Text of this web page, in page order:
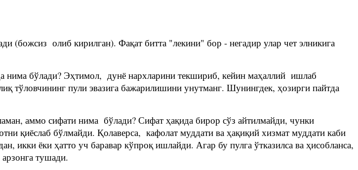
(божсиз олиб кирилган). Фақат битта "лекини" бор - негадир улар чет элникига
нима бўлади? Эҳтимол, дунё нархларини текшириб, кейин маҳаллий ишлаб
тўловчининг пули эвазига бажарилишини унутманг. Шунингдек, ҳозирги пайтда
аммо сифати нима бўлади? Сифат ҳақида бирор сўз айтилмайди, чунки
қиёслаб бўлмайди. Қолаверса, кафолат муддати ва ҳақиқий хизмат муддати каби
икки ёки ҳатто уч баравар кўпроқ ишлайди. Агар бу пулга ўтказилса ва ҳисобланса,
тушади.